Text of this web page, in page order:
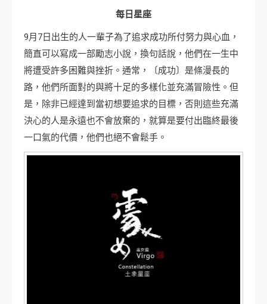
每日星座
9月7日出生的人一輩子為了追求成功所付努力與心血，
簡直可以寫成一部勵志小說，換句話說，他們在一生中
將遭受許多困難與挫折。通常，〔成功〕是條漫長的
路，他們所面對的與將十足的多樣化並充滿冒險性。但
是，除非已經達到當初想要追求的目標，否則這些充滿
決心的人是永遠也不會放棄的，就算是要付出臨終最後
一口氣的代價，他們也絕不會鬆手。